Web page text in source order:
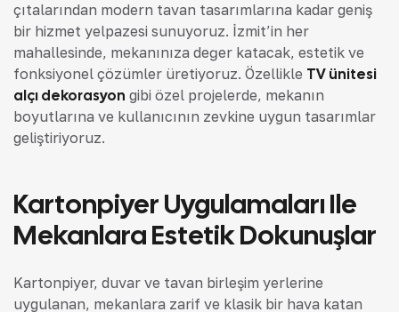
çıtalarından modern tavan tasarımlarına kadar geniş
bir hizmet yelpazesi sunuyoruz. İzmit’in her
mahallesinde, mekanınıza değer katacak, estetik ve
fonksiyonel çözümler üretiyoruz. Özellikle TV ünitesi
alçı dekorasyon gibi özel projelerde, mekanın
boyutlarına ve kullanıcının zevkine uygun tasarımlar
geliştiriyoruz.
Kartonpiyer Uygulamaları Ile
Mekanlara Estetik Dokunuşlar
Kartonpiyer, duvar ve tavan birleşim yerlerine
uygulanan, mekanlara zarif ve klasik bir hava katan